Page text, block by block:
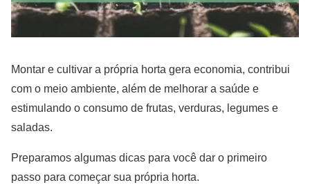
Montar e cultivar a própria horta gera economia, contribui
com o meio ambiente, além de melhorar a saúde e
estimulando o consumo de frutas, verduras, legumes e
saladas.
Preparamos algumas dicas para você dar o primeiro
passo para começar sua própria horta.